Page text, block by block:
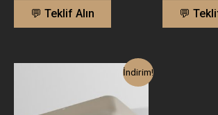
💬 Teklif Alın 💬
İndirim!
86.500,00₺.
Şu
andaki
65.000,00₺.